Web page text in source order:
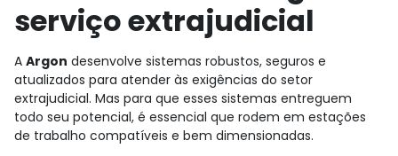
serviço extrajudicial
A Argon desenvolve sistemas robustos, seguros e
atualizados para atender às exigências do setor
extrajudicial. Mas para que esses sistemas entreguem
todo seu potencial, é essencial que rodem em estações
de trabalho compatíveis e bem dimensionadas.